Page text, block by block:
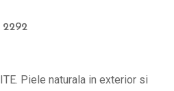
Piele naturala in exterior si